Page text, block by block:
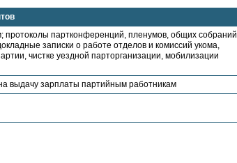
партконференций, пленумов, общих собраний
записки о работе отделов и комиссий укома,
чистке уездной парторганизации, мобилизации
выдачу зарплаты партийным работникам